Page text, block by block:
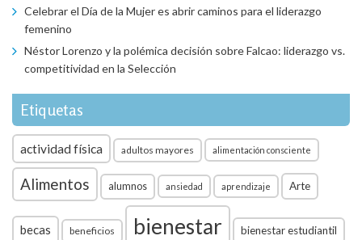
Celebrar el Día de la Mujer es abrir caminos para el liderazgo
femenino
Néstor Lorenzo y la polémica decisión sobre Falcao: liderazgo vs.
competitividad en la Selección
Etiquetas
actividad física adultos mayores alimentación consciente
Alimentos alumnos ansiedad aprendizaje Arte
becas beneficios bienestar bienestar estudiantil